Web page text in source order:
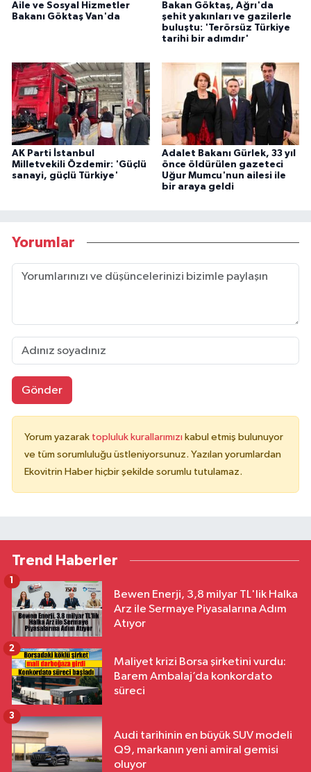
Aile ve Sosyal Hizmetler
Bakanı Göktaş Van'da
Bakan Göktaş, Ağrı'da
şehit yakınları ve gazilerle
buluştu: 'Terörsüz Türkiye
tarihi bir adımdır'
AK Parti İstanbul
Milletvekili Özdemir: 'Güçlü
sanayi, güçlü Türkiye'
Adalet Bakanı Gürlek, 33 yıl
önce öldürülen gazeteci
Uğur Mumcu'nun ailesi ile
bir araya geldi
Yorumlar
Gönder
Yorum yazarak topluluk kurallarımızı kabul etmiş bulunuyor
ve tüm sorumluluğu üstleniyorsunuz. Yazılan yorumlardan
Ekovitrin Haber hiçbir şekilde sorumlu tutulamaz.
Trend Haberler
Bewen Enerji, 3,8 milyar TL'lik Halka
Arz ile Sermaye Piyasalarına Adım
Atıyor
1
Maliyet krizi Borsa şirketini vurdu:
Barem Ambalaj’da konkordato
süreci
2
Audi tarihinin en büyük SUV modeli
Q9, markanın yeni amiral gemisi
oluyor
3